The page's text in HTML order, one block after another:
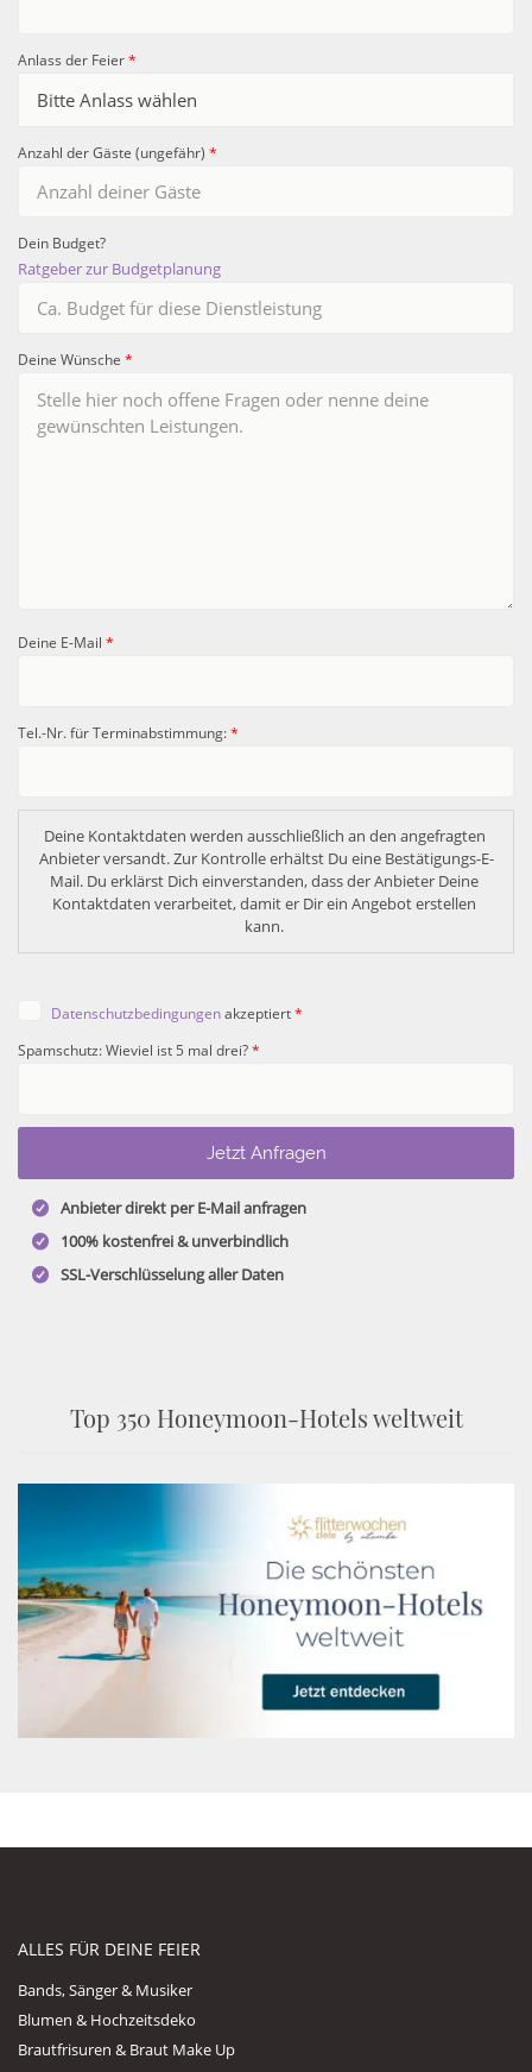
Anlass der Feier*
Anzahl der Gäste (ungefähr) *
Dein Budget?
Ratgeber zur Budgetplanung
Deine Wünsche *
Deine E-Mail *
Tel.-Nr. für Terminabstimmung:*
Deine Kontaktdaten werden ausschließlich an den angefragten
Anbieter versandt. Zur Kontrolle erhältst Du eine Bestätigungs-E-
Mail. Du erklärst Dich einverstanden, dass der Anbieter Deine
Kontaktdaten verarbeitet, damit er Dir ein Angebot erstellen
kann.
Datenschutzbedingungenakzeptiert*
Spamschutz: Wieviel ist 5 mal drei?*
Anbieter direkt per E-Mail anfragen
100% kostenfrei & unverbindlich
SSL-Verschlüsselung aller Daten
Top 350 Honeymoon-Hotels weltweit
ALLES FÜR DEINE FEIER
Bands, Sänger & Musiker
Blumen & Hochzeitsdeko
Brautfrisuren & Braut Make Up